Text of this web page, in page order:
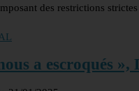
des restrictions
a escroqués